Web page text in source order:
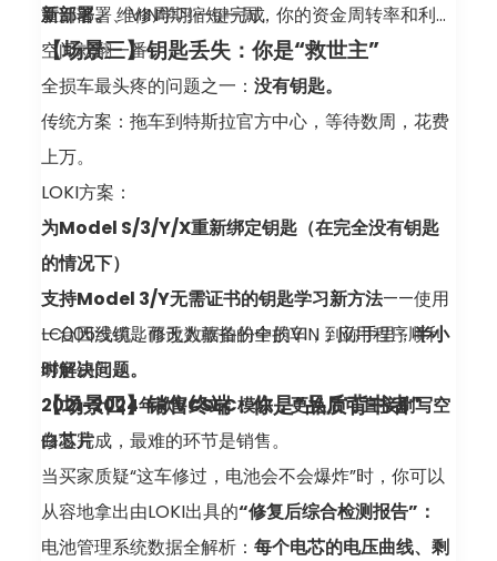
BMS_w023 的功能
Improved SOM/BCM operation改进 SOM/BCM
操作
Redesigned the updater page for better
usability重新设计更新器页面，提升易用性
Improved the performance and usability of
CAN functions改进 CAN 功能的性能和易用性
重新部署、VIN学习一键完成
新部署。维修周期缩短一周，你的资金周转率和利润
空间就翻一番。
【场景三】钥匙丢失：你是“救世主”
全损车最头疼的问题之一：没有钥匙。
传统方案：拖车到特斯拉官方中心，等待数周，花费
上万。
LOKI方案：
为Model S/3/Y/X重新绑定钥匙（在完全没有钥匙
的情况下）
支持Model 3/Y无需证书的钥匙学习新方法——使用
LC005线缆，修改数据备份中的VIN，应用程序顺利
绑定钥匙
2021-2024年款VCSEC模块，更换后可直接刷写空
白芯片
一台因没钥匙而无人敢拍的全损车，到你手里，半小
时解决问题。
【场景四】销售终端：你是“品质背书者”
修复完成，最难的环节是销售。
当买家质疑“这车修过，电池会不会爆炸”时，你可以
从容地拿出由LOKI出具的“修复后综合检测报告”：
电池管理系统数据全解析：每个电芯的电压曲线、剩